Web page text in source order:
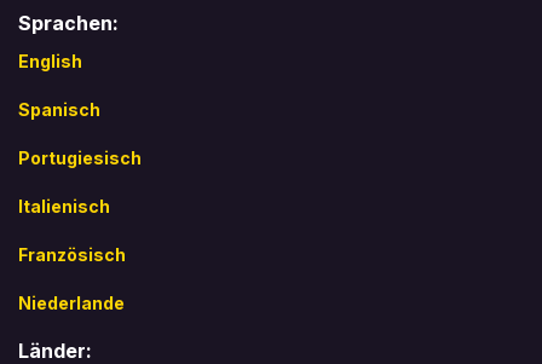
Sprachen:
English
Spanisch
Portugiesisch
Italienisch
Französisch
Niederlande
Länder: